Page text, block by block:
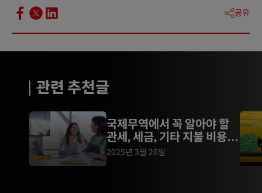
공유
관련 추천글
국제무역에서 꼭 알아야 할
관세, 세금, 기타 지불 비용 완
벽 정리
2025년 3월 26일